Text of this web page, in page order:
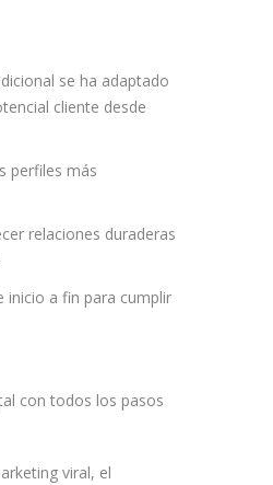
se ha adaptado
cliente desde
perfiles más
relaciones duraderas
inicio a fin para cumplir
con todos los pasos
viral, el